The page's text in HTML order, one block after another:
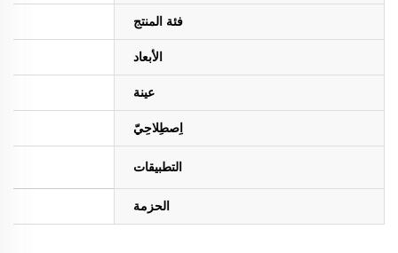
فئة المنتج
الأبعاد
عينة
اِصطِلاحِيّ
التطبيقات
الحزمة